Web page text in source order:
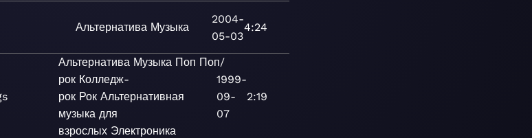
Альтернатива Музыка
2004-
05-03
4:24
Альтернатива Музыка Поп Поп/
рок Колледж-
рок Рок Альтернативная
музыка для
взрослых Электроника
1999-
09-
07
2:19